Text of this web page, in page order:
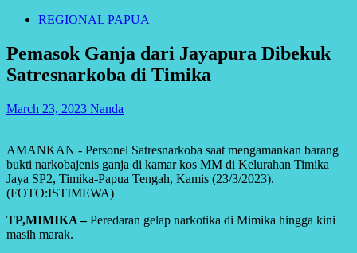
REGIONAL PAPUA
Pemasok Ganja dari Jayapura Dibekuk
Satresnarkoba di Timika
March 23, 2023 Nanda
AMANKAN - Personel Satresnarkoba saat mengamankan barang
bukti narkobajenis ganja di kamar kos MM di Kelurahan Timika
Jaya SP2, Timika-Papua Tengah, Kamis (23/3/2023).
(FOTO:ISTIMEWA)
TP,MIMIKA –Peredaran gelap narkotika di Mimika hingga kini
masih marak.